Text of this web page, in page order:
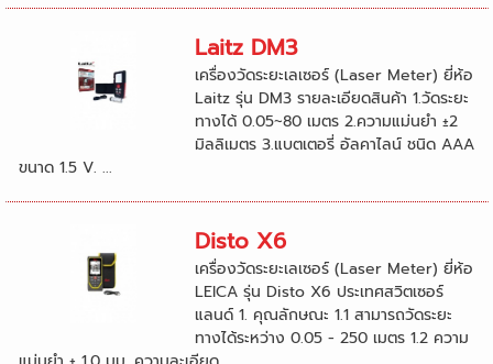
Laitz DM3
เครื่องวัดระยะเลเซอร์ (Laser Meter) ยี่ห้อ
Laitz รุ่น DM3 รายละเอียดสินค้า 1.วัดระยะ
ทางได้ 0.05~80 เมตร 2.ความแม่นยำ ±2
มิลลิเมตร 3.แบตเตอรี่ อัลคาไลน์ ชนิด AAA
ขนาด 1.5 V. ...
Disto X6
เครื่องวัดระยะเลเซอร์ (Laser Meter) ยี่ห้อ
LEICA รุ่น Disto X6 ประเทศสวิตเซอร์
แลนด์ 1. คุณลักษณะ 1.1 สามารถวัดระยะ
ทางได้ระหว่าง 0.05 - 250 เมตร 1.2 ความ